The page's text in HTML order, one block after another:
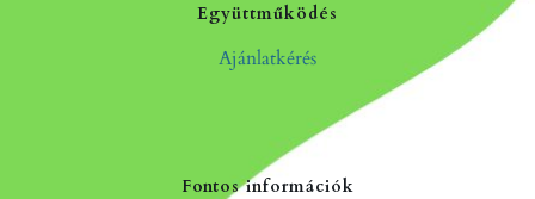
Együttműködés
Ajánlatkérés
Fontos információk